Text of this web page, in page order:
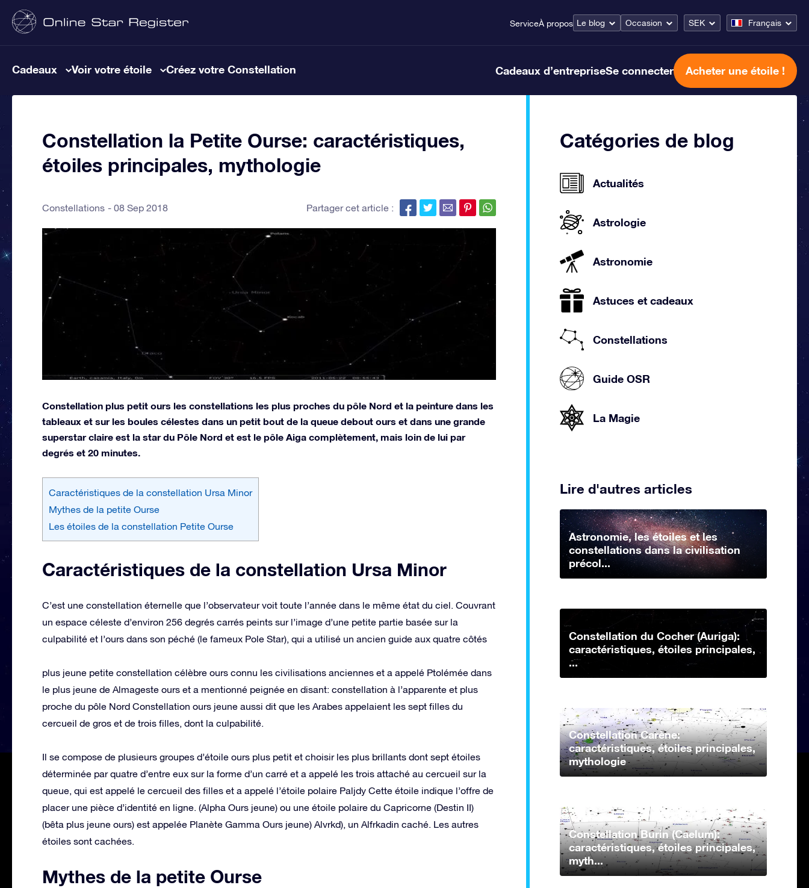
ServiceÀ propos Le blog Occasion SEK Français
Cadeaux Voir votre étoile Créez votre Constellation Cadeaux d’entrepriseSe connecter Acheter une étoile !
Constellation la Petite Ourse: caractéristiques,
étoiles principales, mythologie
Constellations 08 Sep 2018 Partager cet article :
Constellation plus petit ours les constellations les plus proches du pôle Nord et la peinture dans les
tableaux et sur les boules célestes dans un petit bout de la queue debout ours et dans une grande
superstar claire est la star du Pôle Nord et est le pôle Aiga complètement, mais loin de lui par
degrés et 20 minutes.
Caractéristiques de la constellation Ursa Minor
Mythes de la petite Ourse
Les étoiles de la constellation Petite Ourse
Caractéristiques de la constellation Ursa Minor
C’est une constellation éternelle que l’observateur voit toute l’année dans le même état du ciel. Couvrant
un espace céleste d’environ 256 degrés carrés peints sur l’image d’une petite partie basée sur la
culpabilité et l’ours dans son péché (le fameux Pole Star), qui a utilisé un ancien guide aux quatre côtés
plus jeune petite constellation célèbre ours connu les civilisations anciennes et a appelé Ptolémée dans
le plus jeune de Almageste ours et a mentionné peignée en disant: constellation à l’apparente et plus
proche du pôle Nord Constellation ours jeune aussi dit que les Arabes appelaient les sept filles du
cercueil de gros et de trois filles, dont la culpabilité.
Il se compose de plusieurs groupes d’étoile ours plus petit et choisir les plus brillants dont sept étoiles
déterminée par quatre d’entre eux sur la forme d’un carré et a appelé les trois attaché au cercueil sur la
queue, qui est appelé le cercueil des filles et a appelé l’étoile polaire Paljdy Cette étoile indique l’offre de
placer une pièce d’identité en ligne. (Alpha Ours jeune) ou une étoile polaire du Capricorne (Destin II)
(bêta plus jeune ours) est appelée Planète Gamma Ours jeune) Alvrkd), un Alfrkadin caché. Les autres
étoiles sont cachées.
Mythes de la petite Ourse
Catégories de blog
Actualités
Astrologie
Astronomie
Astuces et cadeaux
Constellations
Guide OSR
La Magie
Lire d'autres articles
Astronomie, les étoiles et les
constellations dans la civilisation
précol...
Constellation du Cocher (Auriga):
caractéristiques, étoiles principales,
...
Constellation Carène:
caractéristiques, étoiles principales,
mythologie
Constellation Burin (Caelum):
caractéristiques, étoiles principales,
myth...